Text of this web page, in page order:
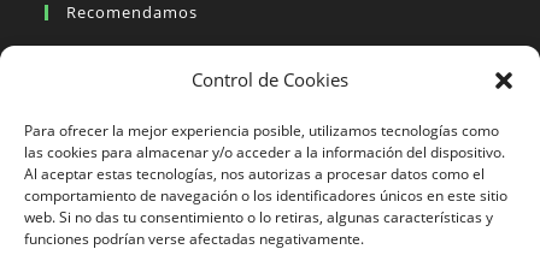
Control de Cookies
Para ofrecer la mejor experiencia posible, utilizamos tecnologías como
las cookies para almacenar y/o acceder a la información del dispositivo.
Al aceptar estas tecnologías, nos autorizas a procesar datos como el
comportamiento de navegación o los identificadores únicos en este sitio
web. Si no das tu consentimiento o lo retiras, algunas características y
funciones podrían verse afectadas negativamente.
Recomendamos
Viajes en moto organizados
Blogs viajes en moto
Más Visto
Viajes en moto India